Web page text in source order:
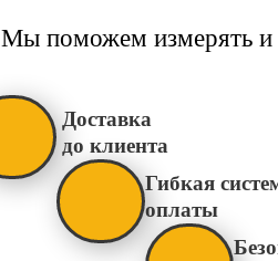
Мы поможем измерять и
Доставка
до клиента
Гибкая
оплаты